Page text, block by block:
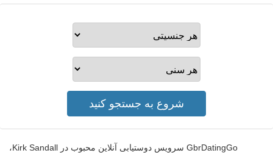
GbrDatingGo سرویس دوستیابی آنلاین محبوب در Kirk Sandall،